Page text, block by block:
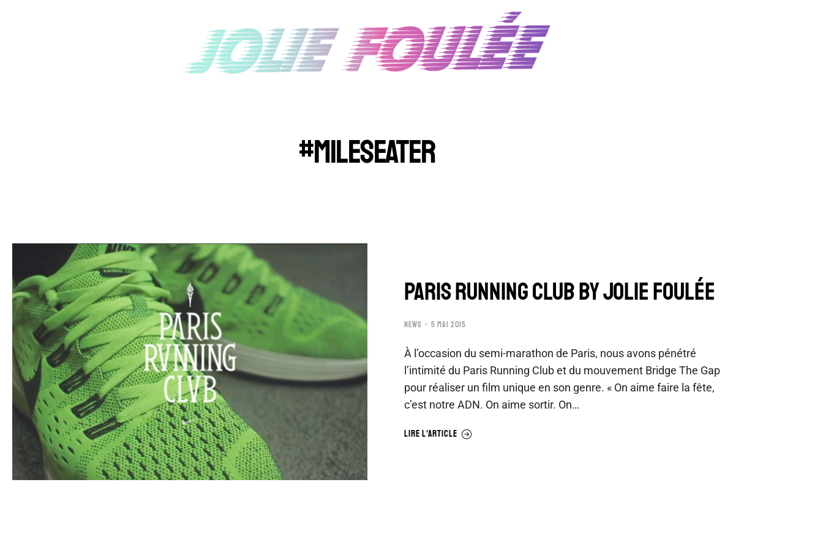
#MILESEATER
PARIS RUNNING CLUB BY JOLIE FOULÉE
NEWS 5 MAI 2015
À l’occasion du semi-marathon de Paris, nous avons pénétré
l’intimité du Paris Running Club et du mouvement Bridge The Gap
pour réaliser un film unique en son genre. « On aime faire la fête,
c’est notre ADN. On aime sortir. On…
LIRE L'ARTICLE